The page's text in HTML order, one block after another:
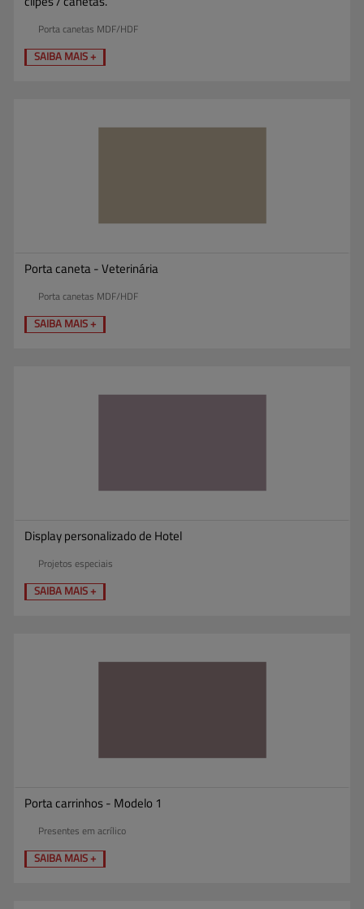
Porta canetas MDF/HDF
SAIBA MAIS +
Porta caneta - Veterinária
Porta canetas MDF/HDF
SAIBA MAIS +
Display personalizado de Hotel
Projetos especiais
SAIBA MAIS +
Porta carrinhos - Modelo 1
Presentes em acrílico
SAIBA MAIS +